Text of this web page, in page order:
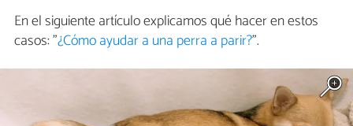
En el siguiente artículo explicamos qué hacer en estos
casos: "¿Cómo ayudar a una perra a parir?".